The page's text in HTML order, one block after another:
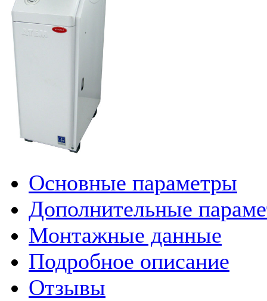
Основные параметры
Дополнительные
Монтажные данные
Подробное описание
Отзывы